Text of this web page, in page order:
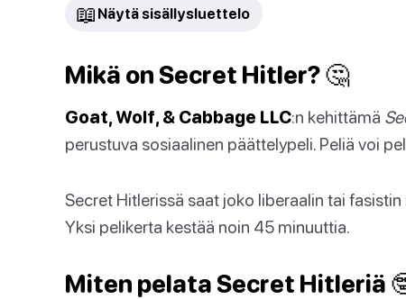
📖 Näytä sisällysluettelo
Mikä on Secret Hitler? 🤔
Goat, Wolf, & Cabbage LLC:n kehittämä
perustuva sosiaalinen päättelypeli. Peliä voi
Secret Hitlerissä saat joko liberaalin tai
Yksi pelikerta kestää noin 45 minuuttia.
Miten pelata Secret Hitleriä